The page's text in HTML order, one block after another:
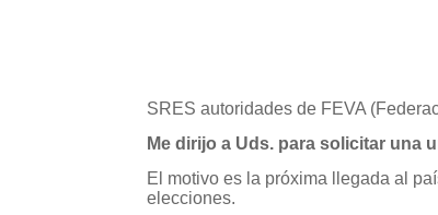
SRES autoridades de FEVA
Me dirijo a Uds. para solicitar una
El motivo es la próxima llegada al
elecciones.